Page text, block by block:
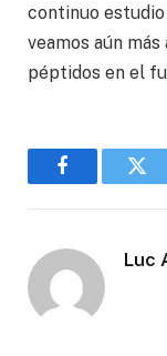
continuo
veamos aún
péptidos en el
Facebook
Luc